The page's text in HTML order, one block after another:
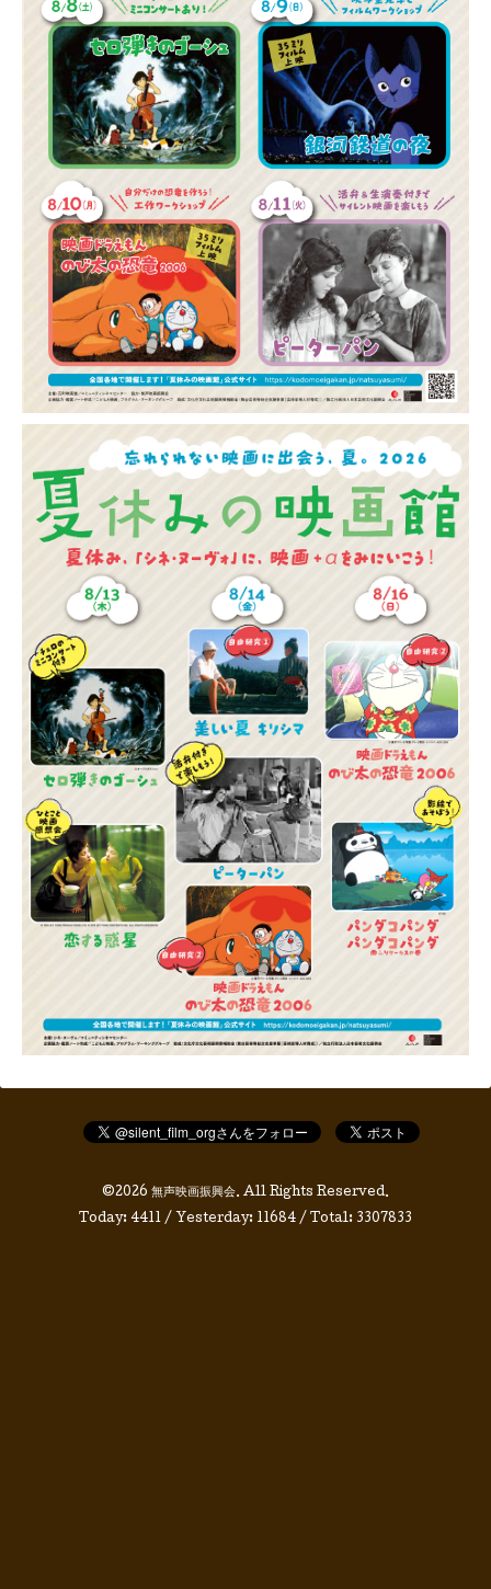
©2026 無声映画振興会. All Rights Reserved.
Today: 4411 / Yesterday: 11684 / Total: 3307833